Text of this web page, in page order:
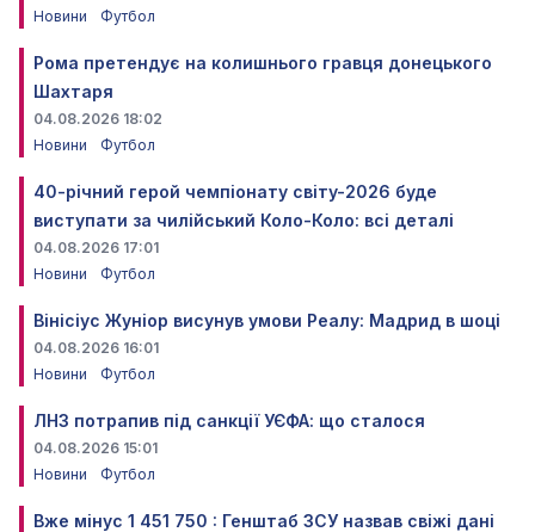
Новини
Футбол
Рома претендує на колишнього гравця донецького
Шахтаря
04.08.2026 18:02
Новини
Футбол
40-річний герой чемпіонату світу-2026 буде
виступати за чилійський Коло-Коло: всі деталі
04.08.2026 17:01
Новини
Футбол
Вінісіус Жуніор висунув умови Реалу: Мадрид в шоці
04.08.2026 16:01
Новини
Футбол
ЛНЗ потрапив під санкції УЄФА: що сталося
04.08.2026 15:01
Новини
Футбол
Вже мінус 1 451 750 : Генштаб ЗСУ назвав свіжі дані